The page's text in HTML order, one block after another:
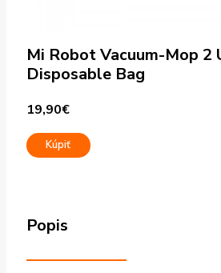
Mi Robot Vacuum-Mop 2
Disposable Bag
19,90€
Kúpiť
Popis